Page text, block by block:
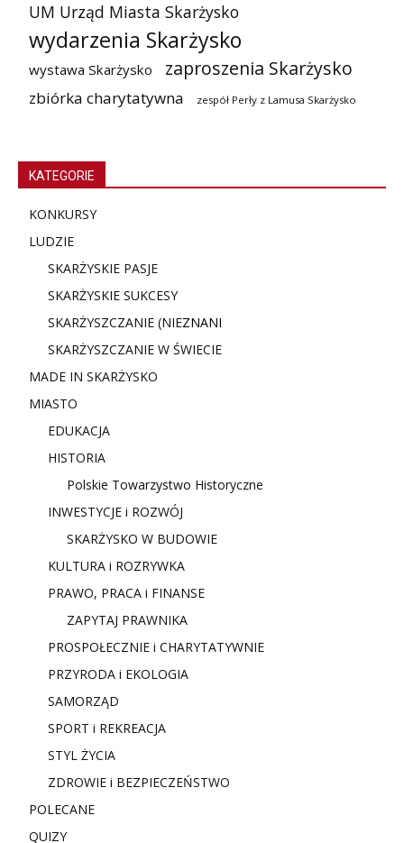
UM Urząd Miasta Skarżysko
wydarzenia Skarżysko
wystawa Skarżysko zaproszenia Skarżysko
zbiórka charytatywna zespół Perły z Lamusa Skarżysko
KATEGORIE
KONKURSY
LUDZIE
SKARŻYSKIE PASJE
SKARŻYSKIE SUKCESY
SKARŻYSZCZANIE (NIEZNANI
SKARŻYSZCZANIE W ŚWIECIE
MADE IN SKARŻYSKO
MIASTO
EDUKACJA
HISTORIA
Polskie Towarzystwo Historyczne
INWESTYCJE i ROZWÓJ
SKARŻYSKO W BUDOWIE
KULTURA i ROZRYWKA
PRAWO, PRACA i FINANSE
ZAPYTAJ PRAWNIKA
PROSPOŁECZNIE i CHARYTATYWNIE
PRZYRODA i EKOLOGIA
SAMORZĄD
SPORT i REKREACJA
STYL ŻYCIA
ZDROWIE i BEZPIECZEŃSTWO
POLECANE
QUIZY